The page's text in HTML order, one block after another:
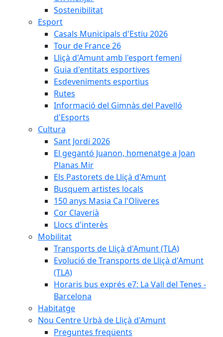
Sostenibilitat
Esport
Casals Municipals d'Estiu 2026
Tour de France 26
Lliçà d'Amunt amb l'esport femení
Guia d'entitats esportives
Esdeveniments esportius
Rutes
Informació del Gimnàs del Pavelló
d'Esports
Cultura
Sant Jordi 2026
El gegantó Juanon, homenatge a Joan
Planas Mir
Els Pastorets de Lliçà d'Amunt
Busquem artistes locals
150 anys Masia Ca l'Oliveres
Cor Claverià
Llocs d'interès
Mobilitat
Transports de Lliçà d'Amunt (TLA)
Evolució de Transports de Lliçà d'Amunt
(TLA)
Horaris bus exprés e7: La Vall del Tenes -
Barcelona
Habitatge
Nou Centre Urbà de Lliçà d'Amunt
Preguntes freqüents